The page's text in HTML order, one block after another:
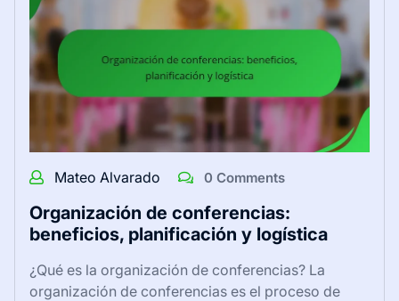
Mateo Alvarado 0 Comments
Organización de conferencias:
beneficios, planificación y logística
¿Qué es la organización de conferencias? La
organización de conferencias es el proceso de